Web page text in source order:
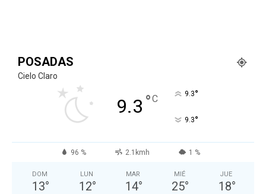
POSADAS
Cielo Claro
9.3 °C 9.3°
9.3°
96 % 2.1kmh 1 %
DOM
13°
LUN
12°
MAR
14°
MIÉ
25°
JUE
18°